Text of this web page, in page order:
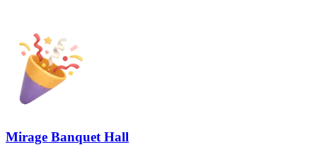
Mirage Banquet Hall